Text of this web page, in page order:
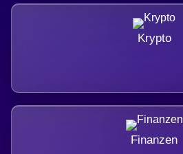
Krypto
Finanzen